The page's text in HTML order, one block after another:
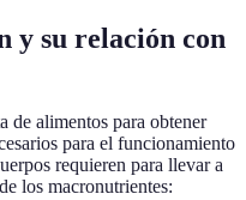
y su relación con
de alimentos para obtener
para el funcionamiento
requieren para llevar a
los macronutrientes: